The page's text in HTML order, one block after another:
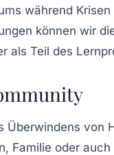
während
können wir
als Teil des
von
Familie oder